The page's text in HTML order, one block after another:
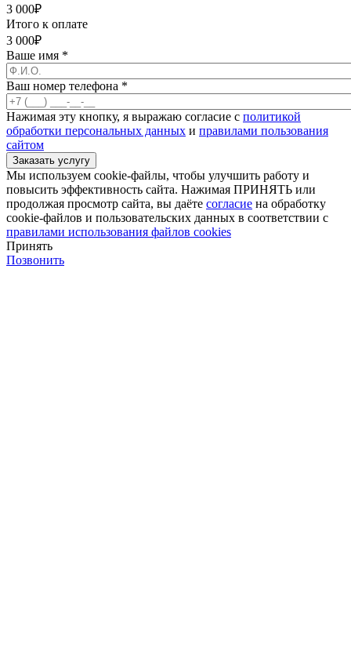
3 000₽
Итого к оплате
3 000₽
Ваше имя *
Ваш номер телефона *
Нажимая эту кнопку, я выражаю согласие с политикой
обработки персональных данных и правилами пользования
сайтом
Мы используем cookie-файлы, чтобы улучшить работу и
повысить эффективность сайта. Нажимая ПРИНЯТЬ или
продолжая просмотр сайта, вы даёте согласие на обработку
cookie-файлов и пользовательских данных в соответствии с
правилами использования файлов cookies
Принять
Позвонить